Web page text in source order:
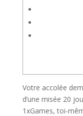
Votre accolée
d’une misée 20
1xGames, toi-